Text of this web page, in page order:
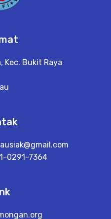
Kec. Bukit Raya
0291-7364